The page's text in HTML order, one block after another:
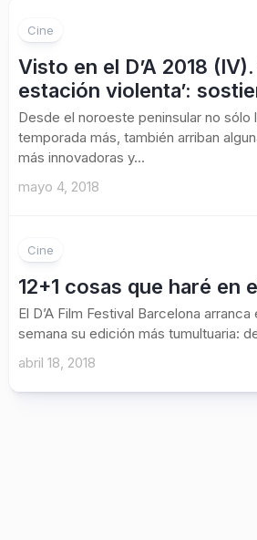
Cine
Visto en el D’A 2018 (IV).
estación violenta’:
Desde el noroeste peninsular no sólo
temporada más, también arriban
más innovadoras y...
mayo 4, 2018
Cine
12+1 cosas que haré en
El D’A Film Festival Barcelona arranca
semana su edición más tumultuaria:
abril 18, 2018